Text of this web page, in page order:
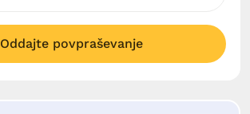
Oddajte povpraševanje